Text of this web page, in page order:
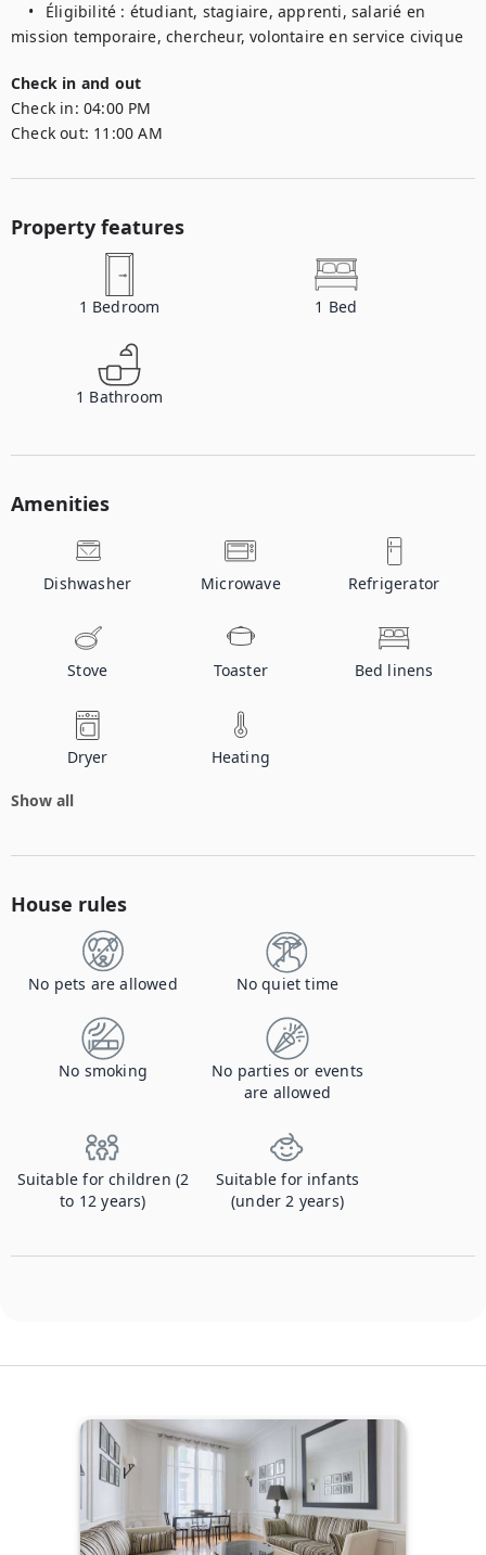
mission temporaire, chercheur, volontaire en service civique
Check in and out
Check in: 04:00 PM
Check out: 11:00 AM
Property features
1 Bedroom 1 Bed
1 Bathroom
Amenities
Dishwasher Microwave Refrigerator
Stove Toaster Bed linens
Dryer Heating
Show all
House rules
No pets are allowed No quiet time
No smoking
No parties or events
are allowed
Suitable for children (2
to 12 years)
Suitable for infants
(under 2 years)